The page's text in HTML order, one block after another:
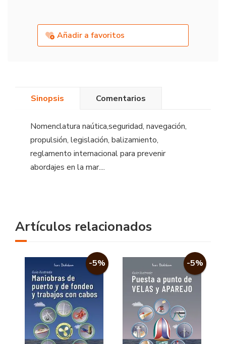
Añadir a favoritos
Sinopsis Comentarios
Nomenclatura naútica,seguridad, navegación,
propulsión, legislación, balizamiento,
reglamento internacional para prevenir
abordajes en la mar....
Artículos relacionados
-5% -5%